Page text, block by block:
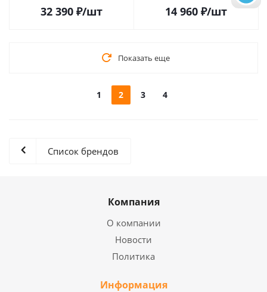
32 390 ₽/шт 14 960 ₽/шт
Показать еще
1 2 3 4
Список брендов
Компания
О компании
Новости
Политика
Информация